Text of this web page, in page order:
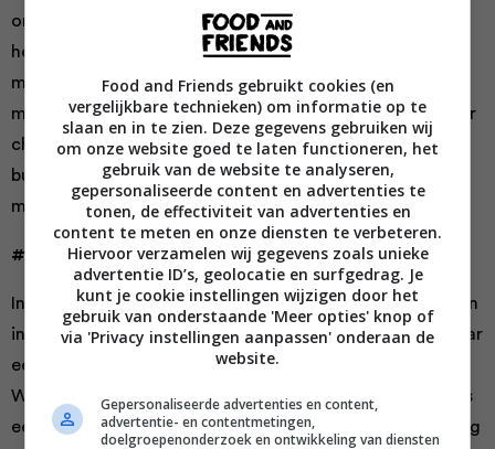
onderhoudsbeurt van je koffiemachine. Deze machine
heeft een automatisch reinigingsprogramma dat je
machine van top tot teen schoonmaakt, inclusief het
melksysteem dat je heel eenvoudig schoonmaakt zonder
chemische middelen. Haal zelf even een lapje over de
buitenkant – wedden dat je sneller klaar bent dan de
machine vanbinnen?Yes, you win.
#3 Het oog wil wat…
In een gelikte keuken mag je koffiemachine niet de doorn
in het oog zijn. Vrouw dat we zijn gingen we op zoek naar
een knap design met pit. And yes, we found it,
WMF volautomatische koffiemachine die als extra bonus
een geweldige ledverlichting heeft. Zeg nou zelf, hij mag
Food and Friends gebruikt cookies (en
vergelijkbare technieken) om informatie op te
slaan en in te zien. Deze gegevens gebruiken wij
om onze website goed te laten functioneren, het
gebruik van de website te analyseren,
gepersonaliseerde content en advertenties te
tonen, de effectiviteit van advertenties en
content te meten en onze diensten te verbeteren.
Hiervoor verzamelen wij gegevens zoals unieke
advertentie ID’s, geolocatie en surfgedrag. Je
kunt je cookie instellingen wijzigen door het
gebruik van onderstaande 'Meer opties' knop of
via 'Privacy instellingen aanpassen' onderaan de
website.
Gepersonaliseerde advertenties en content,
advertentie- en contentmetingen,
doelgroepenonderzoek en ontwikkeling van diensten